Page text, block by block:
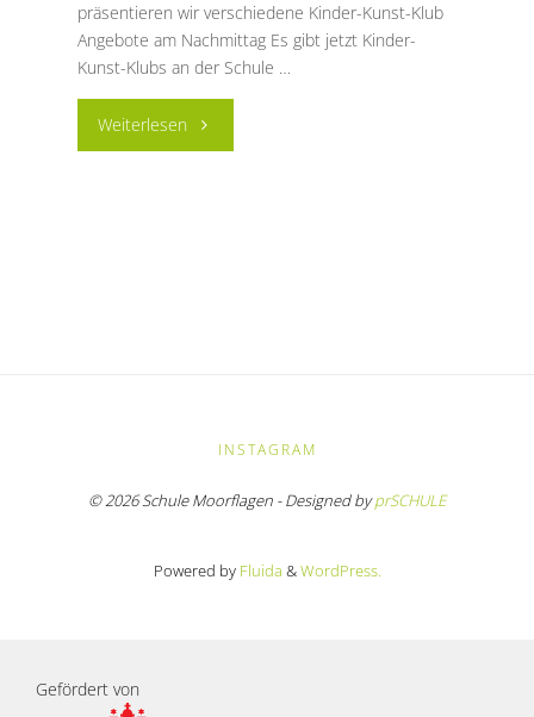
präsentieren wir verschiedene Kinder-Kunst-Klub
Angebote am Nachmittag Es gibt jetzt Kinder-
Kunst-Klubs an der Schule …
Weiterlesen"Kinder-
INSTAGRAM
© 2026 Schule Moorflagen - Designed byprSCHULE
Powered byFluida &WordPress.
Gefördert von